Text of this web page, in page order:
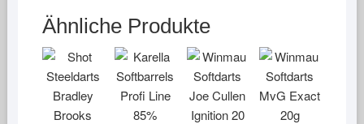
Ähnliche Produkte